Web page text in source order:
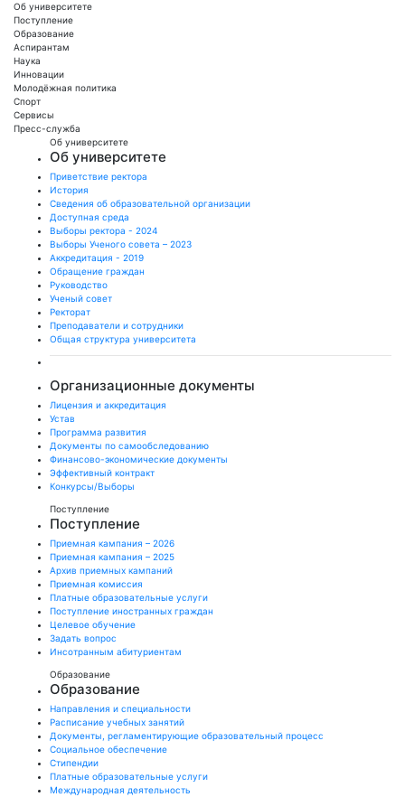
Об университете
Поступление
Образование
Аспирантам
Наука
Инновации
Молодёжная политика
Спорт
Сервисы
Пресс-служба
Об университете
Об университете
Приветствие ректора
История
Сведения об образовательной организации
Доступная среда
Выборы ректора - 2024
Выборы Ученого совета – 2023
Аккредитация - 2019
Обращение граждан
Руководство
Ученый совет
Ректорат
Преподаватели и сотрудники
Общая структура университета
Организационные документы
Лицензия и аккредитация
Устав
Программа развития
Документы по самообследованию
Финансово-экономические документы
Эффективный контракт
Конкурсы/Выборы
Поступление
Поступление
Приемная кампания – 2026
Приемная кампания – 2025
Архив приемных кампаний
Приемная комиссия
Платные образовательные услуги
Поступление иностранных граждан
Целевое обучение
Задать вопрос
Инсотранным абитуриентам
Образование
Образование
Направления и специальности
Расписание учебных занятий
Документы, регламентирующие образовательный процесс
Социальное обеспечение
Стипендии
Платные образовательные услуги
Международная деятельность